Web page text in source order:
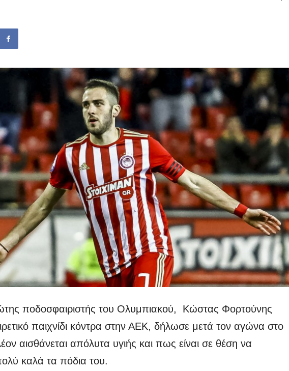
ποδοσφαιριστής του Ολυμπιακού, Κώστας Φορτούνης
παιχνίδι κόντρα στην ΑΕΚ, δήλωσε μετά τον αγώνα στο
αισθάνεται απόλυτα υγιής και πως είναι σε θέση να
καλά τα πόδια του.